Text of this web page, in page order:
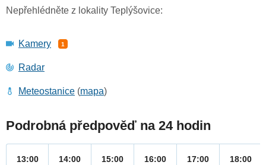
Nepřehlédněte z lokality Teplýšovice:
Kamery 1
Radar
Meteostanice (mapa)
Podrobná předpověď na 24 hodin
13:00 14:00 15:00 16:00 17:00 18:00